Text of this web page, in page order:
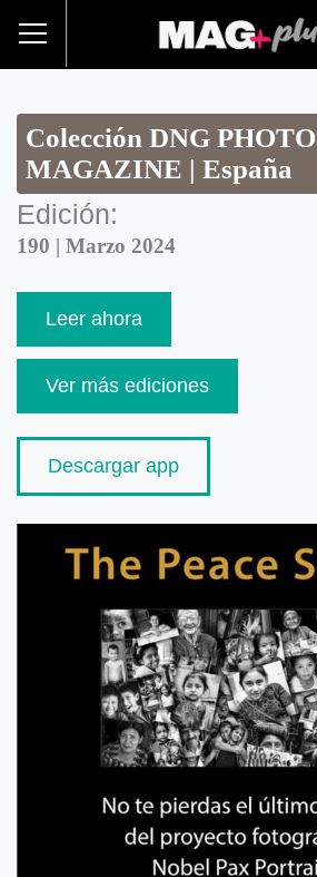
Colección DNG PHOTO
MAGAZINE | España
Edición:
190 | Marzo 2024
Leer ahora
Ver más ediciones
Descargar app